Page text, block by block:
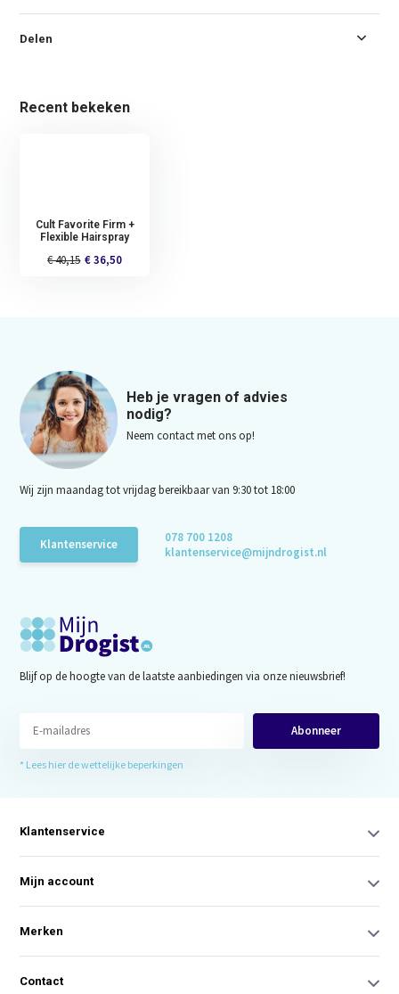
Delen
Recent bekeken
Cult Favorite Firm +
Flexible Hairspray
€ 40,15 € 36,50
Heb je vragen of advies
nodig?
Neem contact met ons op!
Wij zijn maandag tot vrijdag bereikbaar van 9:30 tot 18:00
Klantenservice
078 700 1208
klantenservice@mijndrogist.nl
Blijf op de hoogte van de laatste aanbiedingen via onze nieuwsbrief!
Abonneer
* Lees hier de wettelijke beperkingen
Klantenservice
Mijn account
Merken
Contact